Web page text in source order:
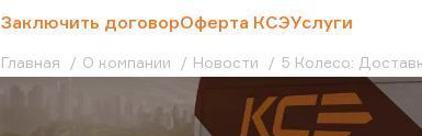
Заключить договорОферта КСЭУслуги
Главная О компании Новости 5 Колесо: